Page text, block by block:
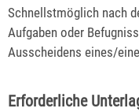
Schnellstmöglich nach
Aufgaben oder
Ausscheidens eines/
Erforderliche